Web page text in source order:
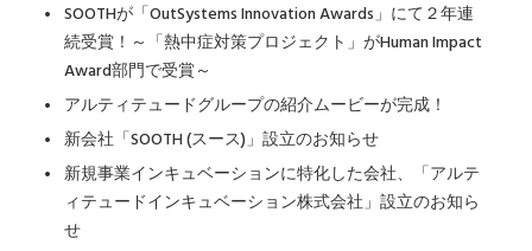
SOOTHが「OutSystems Innovation Awards」にて２年連
続受賞！～「熱中症対策プロジェクト」がHuman Impact
Award部門で受賞～
アルティテュードグループの紹介ムービーが完成！
新会社「SOOTH (スース)」設立のお知らせ
新規事業インキュベーションに特化した会社、「アルテ
ィテュードインキュベーション株式会社」設立のお知ら
せ